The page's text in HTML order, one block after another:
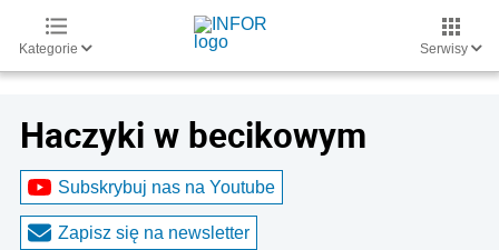
Kategorie Serwisy
Haczyki w becikowym
Subskrybuj nas na Youtube
Zapisz się na newsletter